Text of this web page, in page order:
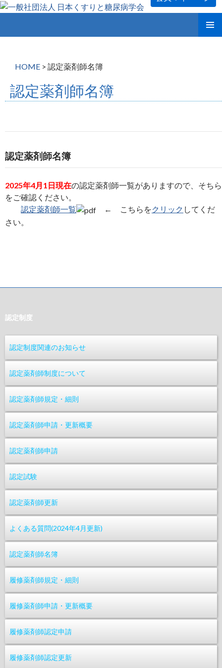
へ
ス
HOME > 認定薬剤師名簿
認定薬剤師名簿
認定薬剤師名簿
2025年4月1日現在の認定薬剤師一覧がありますので、そちら
をご確認ください。
認定薬剤師一覧
← こちらをクリック してくだ
さい。
認定制度
認定制度関連のお知らせ
認定薬剤師制度について
認定薬剤師規定・細則
認定薬剤師申請・更新概要
認定薬剤師申請
認定試験
認定薬剤師更新
よくある質問(2024年4月更新)
認定薬剤師名簿
履修薬剤師規定・細則
履修薬剤師申請・更新概要
履修薬剤師認定申請
履修薬剤師認定更新